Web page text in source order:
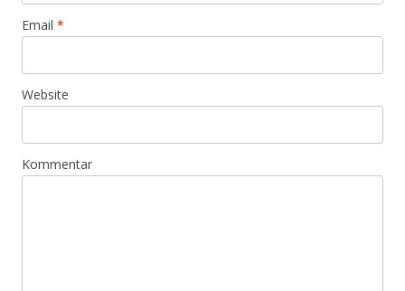
Email *
Website
Kommentar